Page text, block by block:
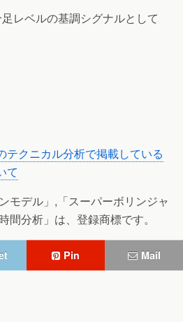
足レベルの基調シグナルとして
テクニカル分析で掲載している
て
モデル」,「スーパーボリンジャ
間分析」は、登録商標です。
Pin Mail